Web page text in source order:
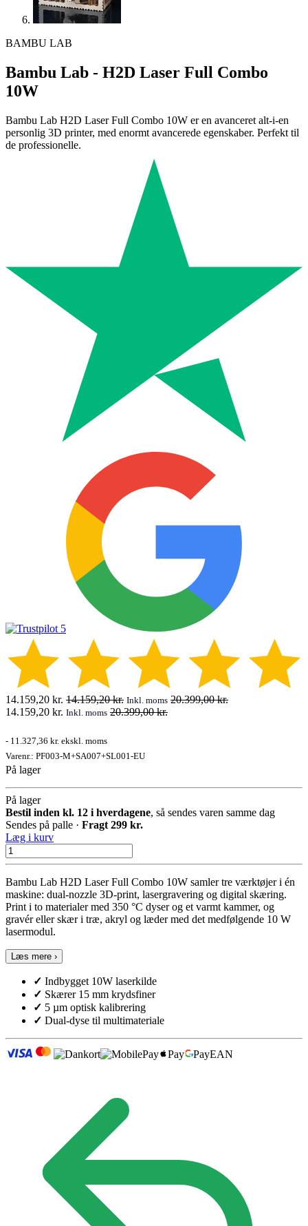
BAMBU LAB
Bambu Lab - H2D Laser Full Combo
10W
​​Bambu Lab H2D Laser Full Combo 10W er en avanceret alt-i-en
personlig 3D printer, med enormt avancerede egenskaber. Perfekt til
de professionelle.
14.159,20 kr. 14.159,20kr. Inkl. moms 20.399,00kr.
14.159,20 kr. Inkl. moms 20.399,00kr.
- 11.327,36 kr. ekskl. moms
Varenr.: PF003-M+SA007+SL001-EU
På lager
På lager
Bestil inden kl. 12 i hverdagene, så sendes varen samme dag
Sendes på palle · Fragt 299 kr.
Læg i kurv
Bambu Lab H2D Laser Full Combo 10W samler tre værktøjer i én
maskine: dual-nozzle 3D-print, lasergravering og digital skæring.
Print i to materialer med 350 °C dyser og et varmt kammer, og
gravér eller skær i træ, akryl og læder med det medfølgende 10 W
lasermodul.
Læs mere ›
✓ Indbygget 10W laserkilde
✓ Skærer 15 mm krydsfiner
✓ 5 µm optisk kalibrering
✓ Dual-dyse til multimateriale
Pay PayEAN